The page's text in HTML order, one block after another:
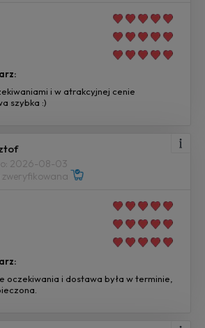
i w atrakcyjnej cenie
szybka :)
2026-08-03
oczekiwania i dostawa była w terminie,